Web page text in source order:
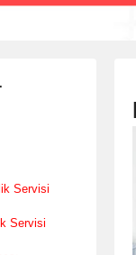
Servisi
Servisi